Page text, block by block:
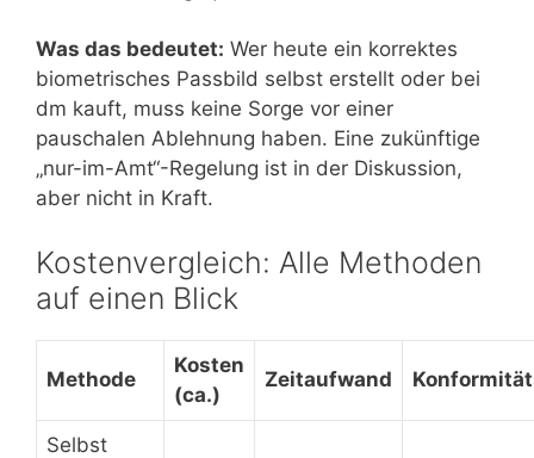
Was das bedeutet: Wer heute ein korrektes
biometrisches Passbild selbst erstellt oder bei
dm kauft, muss keine Sorge vor einer
pauschalen Ablehnung haben. Eine zukünftige
„nur-im-Amt“-Regelung ist in der Diskussion,
aber nicht in Kraft.
Kostenvergleich: Alle Methoden
auf einen Blick
Methode
Kosten
(ca.)
Zeitaufwand
Selbst